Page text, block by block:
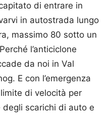
di entrare in
in autostrada lungo
massimo 80 sotto un
l’anticiclone
da noi in Val
E con l’emergenza
di velocità per
scarichi di auto e